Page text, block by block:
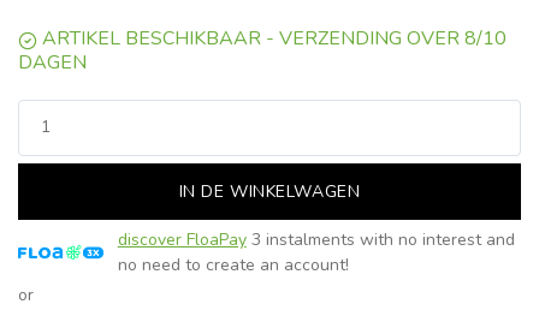
ARTIKEL BESCHIKBAAR - VERZENDING OVER 8/10
DAGEN
IN DE WINKELWAGEN
discover FloaPay3 instalments with no interest and
no need to create an account!
or